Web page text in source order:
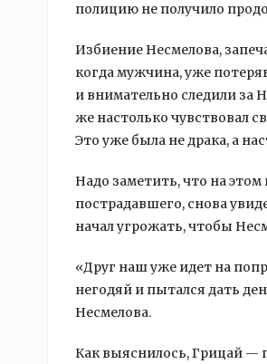
полицию не получило
Избиение Несмелова,
когда мужчина, уже
и внимательно следили за
же настолько чувствовал
Это уже была не драка, а
Надо заметить, что на
пострадавшего, снова
начал угрожать, чтобы
«Друг наш уже идет на
негодяй и пытался дать
Несмелова.
Как выяснилось, Грицай —